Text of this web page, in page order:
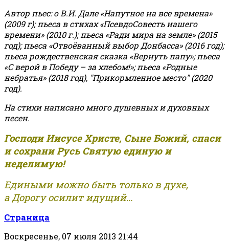
Автор пьес: о В.И. Дале «Напутное на все времена»
(2009 г); пьеса в стихах «ПсевдоСовесть нашего
времени» (2010 г.); пьеса «Ради мира на земле» (2015
год); пьеса «Отвоёванный выбор Донбасса» (2016 год);
пьеса рождественская сказка «Вернуть папу»; пьеса
«С верой в Победу – за хлебом!»;пьеса «Родные
небратья» (2018 год), "Прикормленное место" (2020
год).
На стихи написано много душевных и духовных
песен.
Господи Иисусе Христе, Сыне Божий, спаси
и сохрани Русь Святую единую и
неделимую!
Едиными можно быть только в духе,
а Дорогу осилит идущий...
Страница
Воскресенье, 07 июля 2013 21:44